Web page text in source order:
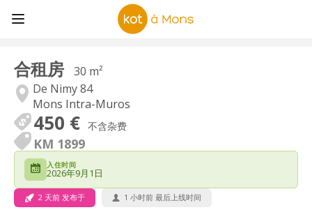
合租房
30 m²
De Nimy 84
Mons Intra-Muros
450 € 不含杂费
KM 1899
入住时间
2026年9月1日
2 天前 发布于 1 小时前 最后上线时间